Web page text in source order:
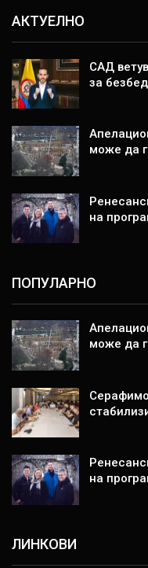
АКТУЕЛНО
САД
за
може да
на
ПОПУЛАРНО
може да
на
ЛИНКОВИ